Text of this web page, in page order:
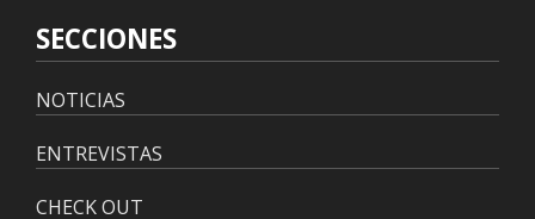
SECCIONES
NOTICIAS
ENTREVISTAS
CHECK OUT